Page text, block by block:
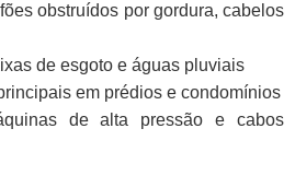
obstruídos por gordura, cabelos
de esgoto e águas pluviais
em prédios e condomínios
de alta pressão e cabos